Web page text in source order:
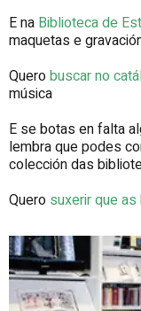
E na Biblioteca de
maquetas e
Querobuscar no
música
E se botas en falta
lembra que podes
colección das
Quero suxerir que